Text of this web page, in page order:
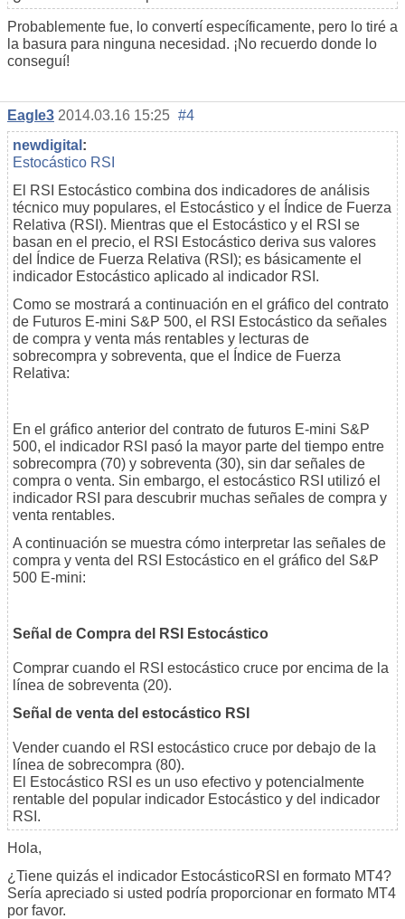
Probablemente fue, lo convertí específicamente, pero lo tiré a
la basura para ninguna necesidad. ¡No recuerdo donde lo
conseguí!
Eagle3 2014.03.16 15:25 #4
newdigital :
Estocástico RSI
El RSI Estocástico combina dos indicadores de análisis
técnico muy populares, el Estocástico y el Índice de Fuerza
Relativa (RSI). Mientras que el Estocástico y el RSI se
basan en el precio, el RSI Estocástico deriva sus valores
del Índice de Fuerza Relativa (RSI); es básicamente el
indicador Estocástico aplicado al indicador RSI.
Como se mostrará a continuación en el gráfico del contrato
de Futuros E-mini S&P 500, el RSI Estocástico da señales
de compra y venta más rentables y lecturas de
sobrecompra y sobreventa, que el Índice de Fuerza
Relativa:
En el gráfico anterior del contrato de futuros E-mini S&P
500, el indicador RSI pasó la mayor parte del tiempo entre
sobrecompra (70) y sobreventa (30), sin dar señales de
compra o venta. Sin embargo, el estocástico RSI utilizó el
indicador RSI para descubrir muchas señales de compra y
venta rentables.
A continuación se muestra cómo interpretar las señales de
compra y venta del RSI Estocástico en el gráfico del S&P
500 E-mini:
Señal de Compra del RSI Estocástico
Comprar cuando el RSI estocástico cruce por encima de la
línea de sobreventa (20).
Señal de venta del estocástico RSI
Vender cuando el RSI estocástico cruce por debajo de la
línea de sobrecompra (80).
El Estocástico RSI es un uso efectivo y potencialmente
rentable del popular indicador Estocástico y del indicador
RSI.
Hola,
¿Tiene quizás el indicador EstocásticoRSI en formato MT4?
Sería apreciado si usted podría proporcionar en formato MT4
por favor.